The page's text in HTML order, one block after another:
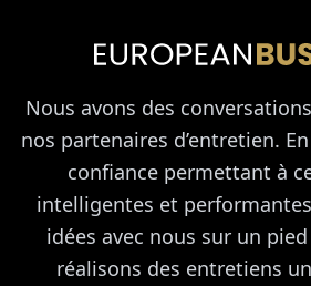
Nous avons des
nos partenaires d’entretien.
confiance permettant à
intelligentes et
idées avec nous sur un
réalisons des entretiens